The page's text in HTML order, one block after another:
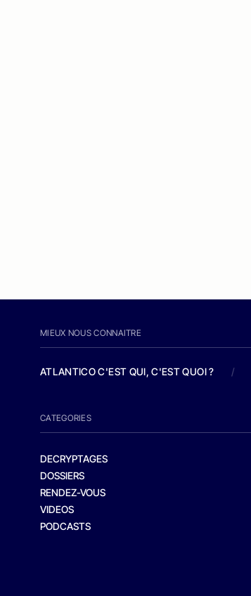
MIEUX NOUS CONNAITRE
ATLANTICO C'EST QUI, C'EST QUOI ? /
CATEGORIES
DECRYPTAGES
DOSSIERS
RENDEZ-VOUS
VIDEOS
PODCASTS